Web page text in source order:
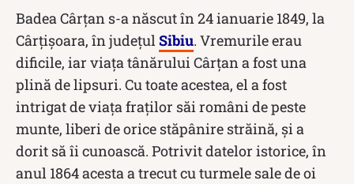
Badea Cârțan s-a născut în 24 ianuarie 1849, la
Cârțișoara, în județul Sibiu. Vremurile erau
dificile, iar viața tânărului Cârțan a fost una
plină de lipsuri. Cu toate acestea, el a fost
intrigat de viața fraților săi români de peste
munte, liberi de orice stăpânire străină, și a
dorit să îi cunoască. Potrivit datelor istorice, în
anul 1864 acesta a trecut cu turmele sale de oi